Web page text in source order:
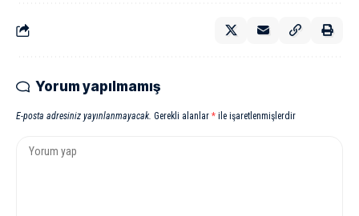
Yorum yapılmamış
E-posta adresiniz yayınlanmayacak. Gerekli alanlar * ile işaretlenmişlerdir